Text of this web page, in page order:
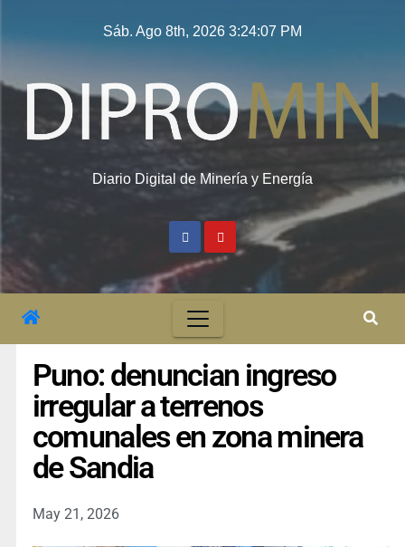
Sáb. Ago 8th, 2026 3:24:07 PM
Diario Digital de Minería y Energía
Puno: denuncian ingreso
irregular a terrenos
comunales en zona minera
de Sandia
May 21, 2026